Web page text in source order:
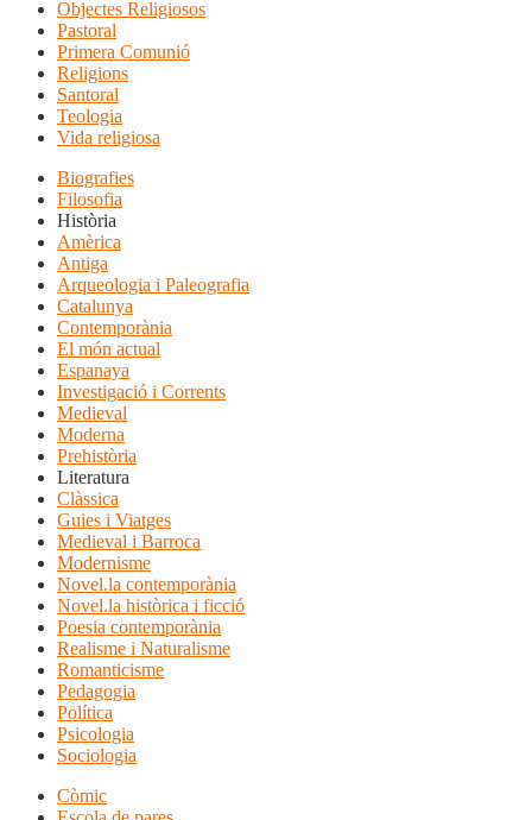
Objectes Religiosos
Pastoral
Primera Comunió
Religions
Santoral
Teologia
Vida religiosa
Biografies
Filosofia
Història
Amèrica
Antiga
Arqueologia i Paleografia
Catalunya
Contemporània
El món actual
Espanaya
Investigació i Corrents
Medieval
Moderna
Prehistòria
Literatura
Clàssica
Guies i Viatges
Medieval i Barroca
Modernisme
Novel.la contemporània
Novel.la històrica i ficció
Poesia contemporània
Realisme i Naturalisme
Romanticisme
Pedagogia
Política
Psicologia
Sociologia
Còmic